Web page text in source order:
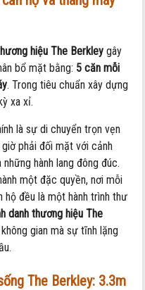
hiệu The Berkley gây
bổ mặt bằng: 5 căn mỗi
. Trong tiêu chuẩn xây dựng
xa xỉ.
là sự di chuyển trọn vẹn
phải đối mặt với cảnh
hành lang đông đúc.
một đặc quyền, nơi mỗi
đều là một hành trình thư
danh thương hiệu The
gian mà sự tĩnh lặng
The Berkley: 3.3m